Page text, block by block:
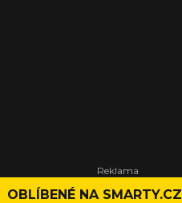
OBLÍBENÉ NA SMARTY.CZ